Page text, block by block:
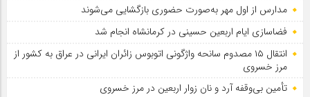
مدارس از اول مهر به‌صورت حضوری بازگشایی می‌شوند
فضاسازی ایام اربعین حسینی در کرمانشاه انجام شد
انتقال ۱۵ مصدوم سانحه واژگونی اتوبوس زائران ایرانی در عراق به کشور از
مرز خسروی
تأمین بی‌وقفه آرد و نان زوار اربعین در مرز خسروی